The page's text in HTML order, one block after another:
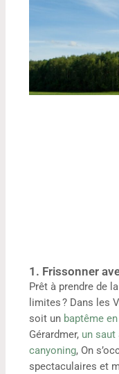
1. Frissonner
Prêt à prendre de
limites ? Dans les
soit un baptême
Gérardmer, un saut
canyoning, On
spectaculaires et